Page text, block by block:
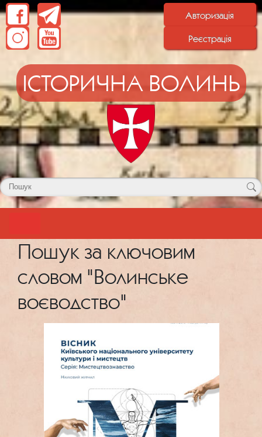
Авторизація
Реєстрація
ІСТОРИЧНА ВОЛИНЬ
Пошук за ключовим
словом "Волинське
воєводство"